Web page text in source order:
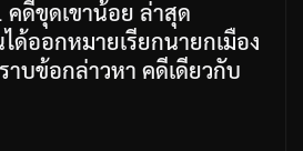
คดีขุดเขาน้อย ล่าสุด
ออกหมายเรียกนายกเมือง
าบข้อกล่าวหา คดีเดียวกับ